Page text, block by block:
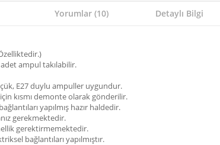
Yorumlar (10) Detaylı Bilgi
ampul takılabilir.
E27 duylu ampuller uygundur.
kısmı demonte olarak gönderilir.
yapılmış hazır haldedir.
gerekmektedir.
gerektirmemektedir.
bağlantıları yapılmıştır.